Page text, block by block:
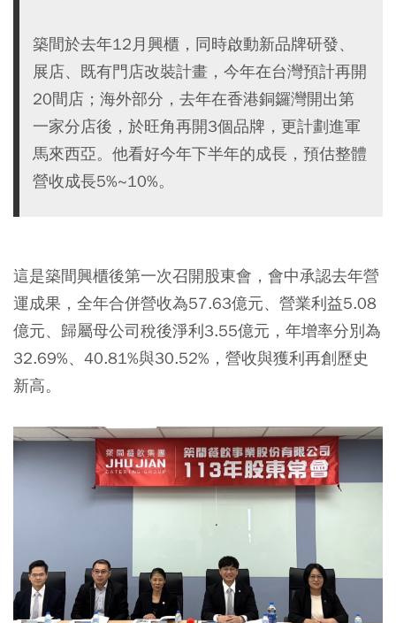
築間於去年12月興櫃，同時啟動新品牌研發、
展店、既有門店改裝計畫，今年在台灣預計再開
20間店；海外部分，去年在香港銅鑼灣開出第
一家分店後，於旺角再開3個品牌，更計劃進軍
馬來西亞。他看好今年下半年的成長，預估整體
營收成長5%~10%。
這是築間興櫃後第一次召開股東會，會中承認去年營
運成果，全年合併營收為57.63億元、營業利益5.08
億元、歸屬母公司稅後淨利3.55億元，年增率分別為
32.69%、40.81%與30.52%，營收與獲利再創歷史
新高。